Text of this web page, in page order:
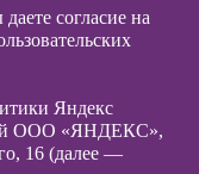
согласие на
Яндекс
ООО «ЯНДЕКС»,
16 (далее —